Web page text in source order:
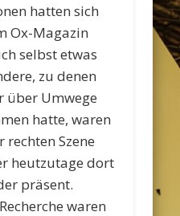
hatten sich
Ox-Magazin
selbst etwas
zu denen
über Umwege
hatte, waren
Szene
heutzutage dort
präsent.
waren